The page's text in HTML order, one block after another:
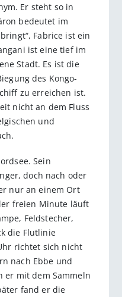
Er steht so in
bedeutet im
Fabrice ist ein
ist eine tief im
Stadt. Es ist die
des Kongo-
zu erreichen ist.
nicht an dem Fluss
und
Sein
doch nach oder
nur an einem Ort
freien Minute läuft
Feldstecher,
die Flutlinie
richtet sich nicht
nach Ebbe und
er mit dem Sammeln
fand er die